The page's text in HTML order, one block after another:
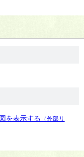
を表示する （外部リ